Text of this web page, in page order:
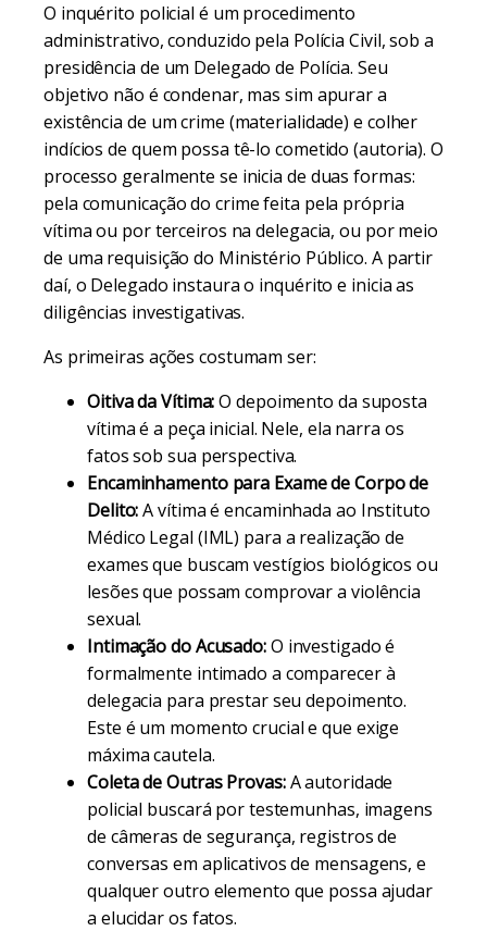
O inquérito policial é um procedimento
administrativo, conduzido pela Polícia Civil, sob a
presidência de um Delegado de Polícia. Seu
objetivo não é condenar, mas sim apurar a
existência de um crime (materialidade) e colher
indícios de quem possa tê-lo cometido (autoria). O
processo geralmente se inicia de duas formas:
pela comunicação do crime feita pela própria
vítima ou por terceiros na delegacia, ou por meio
de uma requisição do Ministério Público. A partir
daí, o Delegado instaura o inquérito e inicia as
diligências investigativas.
As primeiras ações costumam ser:
Oitiva da Vítima:O depoimento da suposta
vítima é a peça inicial. Nele, ela narra os
fatos sob sua perspectiva.
Encaminhamento para Exame de Corpo de
Delito:A vítima é encaminhada ao Instituto
Médico Legal (IML) para a realização de
exames que buscam vestígios biológicos ou
lesões que possam comprovar a violência
sexual.
Intimação do Acusado:O investigado é
formalmente intimado a comparecer à
delegacia para prestar seu depoimento.
Este é um momento crucial e que exige
máxima cautela.
Coleta de Outras Provas:A autoridade
policial buscará por testemunhas, imagens
de câmeras de segurança, registros de
conversas em aplicativos de mensagens, e
qualquer outro elemento que possa ajudar
a elucidar os fatos.